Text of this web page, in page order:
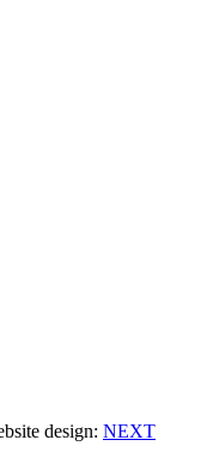
design: NEXT